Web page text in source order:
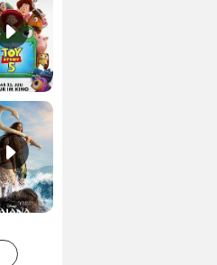
Vaiana Trailer (2) DF